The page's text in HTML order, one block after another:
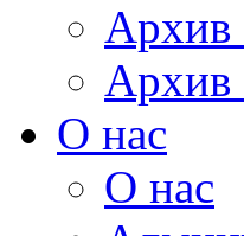
Архив
Архив
О нас
О нас